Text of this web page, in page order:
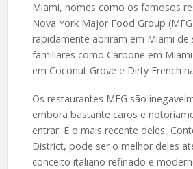
Miami, nomes como os famosos
Nova York Major Food Group
rapidamente abriram em Miami de
familiares como Carbone em Miami
em Coconut Grove e Dirty French
Os restaurantes MFG são
embora bastante caros e
entrar. E o mais recente deles,
District, pode ser o melhor deles
conceito italiano refinado e